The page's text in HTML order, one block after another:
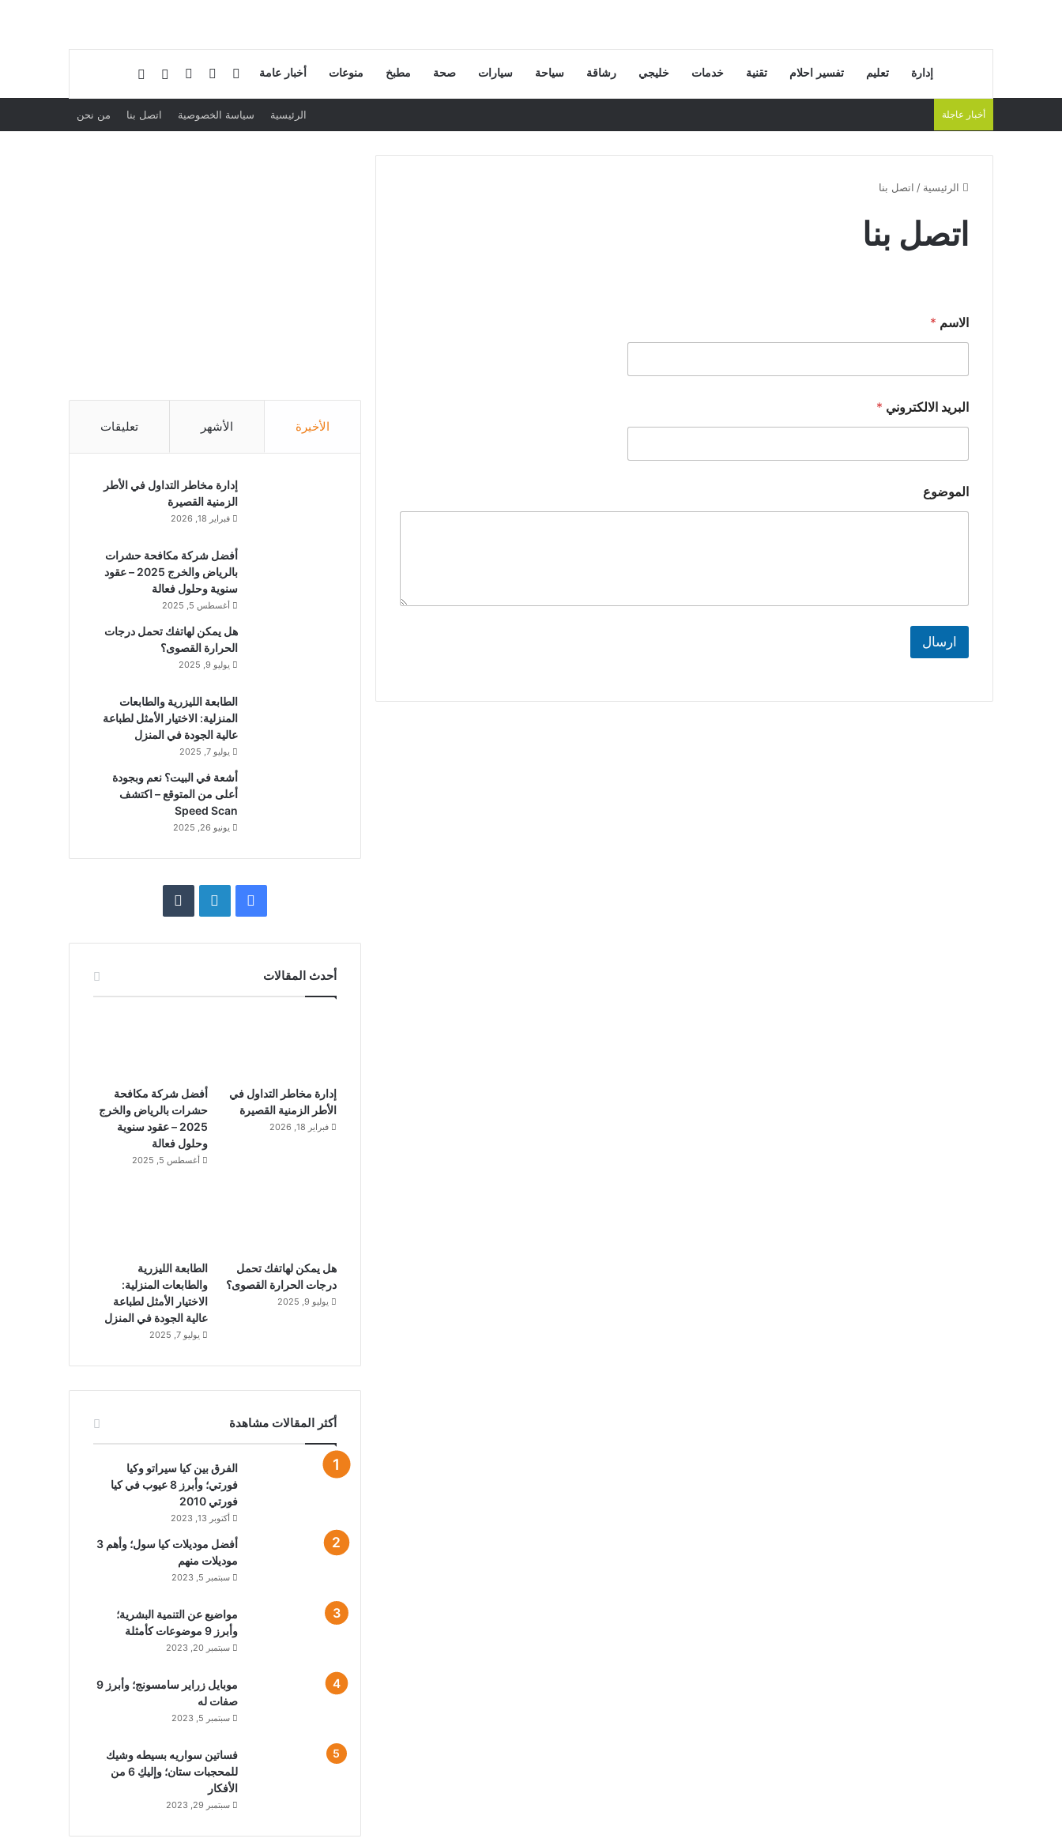
إدارة تعليم تفسير احلام تقنية خدمات خليجي رشاقة سياحة سيارات صحة مطبخ منوعات أخبار عامة فيسبوكلينكدإن إضافة عمود جانبي
أخبار عاجلة الرئيسية سياسة الخصوصية اتصل بنا من نحن
الرئيسية / اتصل بنا
اتصل بنا
الاسم *
البريد الالكتروني *
الموضوع
ارسال
الأخيرة الأشهر تعليقات
إدارة مخاطر التداول في الأطر
الزمنية القصيرة
فبراير 18, 2026
أفضل شركة مكافحة حشرات
بالرياض والخرج 2025 – عقود
سنوية وحلول فعالة
أغسطس 5, 2025
هل يمكن لهاتفك تحمل درجات
الحرارة القصوى؟
يوليو 9, 2025
الطابعة الليزرية والطابعات
المنزلية: الاختيار الأمثل لطباعة
عالية الجودة في المنزل
يوليو 7, 2025
أشعة في البيت؟ نعم وبجودة
أعلى من المتوقع – اكتشف
Speed Scan
يونيو 26, 2025
فيسبوكلينكدإن
‏Tumblr
أحدث المقالات
إدارة مخاطر التداول في
الأطر الزمنية القصيرة
فبراير 18, 2026
أفضل شركة مكافحة
حشرات بالرياض والخرج
2025 – عقود سنوية
وحلول فعالة
أغسطس 5, 2025
هل يمكن لهاتفك تحمل
درجات الحرارة القصوى؟
يوليو 9, 2025
الطابعة الليزرية
والطابعات المنزلية:
الاختيار الأمثل لطباعة
عالية الجودة في المنزل
يوليو 7, 2025
أكثر المقالات مشاهدة
الفرق بين كيا سيراتو وكيا
فورتي؛ وأبرز 8 عيوب في كيا
فورتي 2010
أكتوبر 13, 2023
أفضل موديلات كيا سول؛ وأهم 3
موديلات منهم
سبتمبر 5, 2023
مواضيع عن التنمية البشرية؛
وأبرز 9 موضوعات كأمثلة
سبتمبر 20, 2023
موبايل زراير سامسونج؛ وأبرز 9
صفات له
سبتمبر 5, 2023
فساتين سواريه بسيطه وشيك
للمحجبات ستان؛ وإليكِ 6 من
الأفكار
سبتمبر 29, 2023